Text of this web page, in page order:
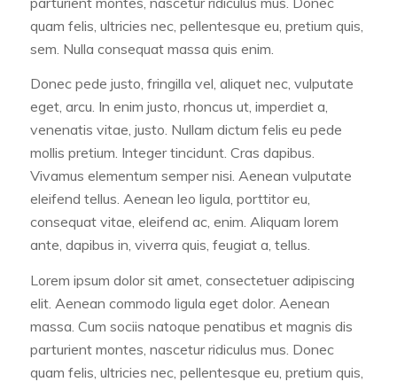
quam felis, ultricies nec, pellentesque eu, pretium quis,
sem. Nulla consequat massa quis enim.
Donec pede justo, fringilla vel, aliquet nec, vulputate
eget, arcu. In enim justo, rhoncus ut, imperdiet a,
venenatis vitae, justo. Nullam dictum felis eu pede
mollis pretium. Integer tincidunt. Cras dapibus.
Vivamus elementum semper nisi. Aenean vulputate
eleifend tellus. Aenean leo ligula, porttitor eu,
consequat vitae, eleifend ac, enim. Aliquam lorem
ante, dapibus in, viverra quis, feugiat a, tellus.
Lorem ipsum dolor sit amet, consectetuer adipiscing
elit. Aenean commodo ligula eget dolor. Aenean
massa. Cum sociis natoque penatibus et magnis dis
parturient montes, nascetur ridiculus mus. Donec
quam felis, ultricies nec, pellentesque eu, pretium quis,